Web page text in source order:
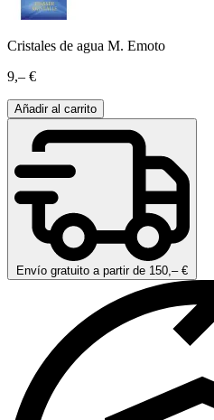
Cristales de agua M. Emoto
9,– €
Añadir al carrito
Envío gratuito a partir de 150,– €